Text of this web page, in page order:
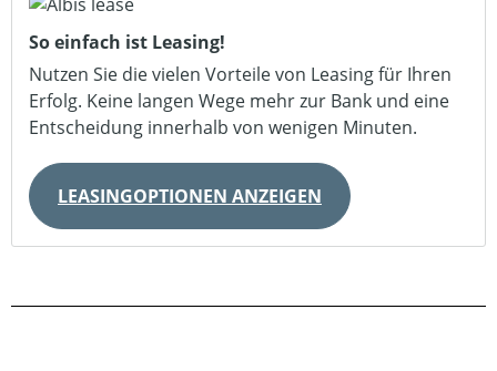
So einfach ist Leasing!
Nutzen Sie die vielen Vorteile von Leasing für Ihren
Erfolg. Keine langen Wege mehr zur Bank und eine
Entscheidung innerhalb von wenigen Minuten.
LEASINGOPTIONEN ANZEIGEN